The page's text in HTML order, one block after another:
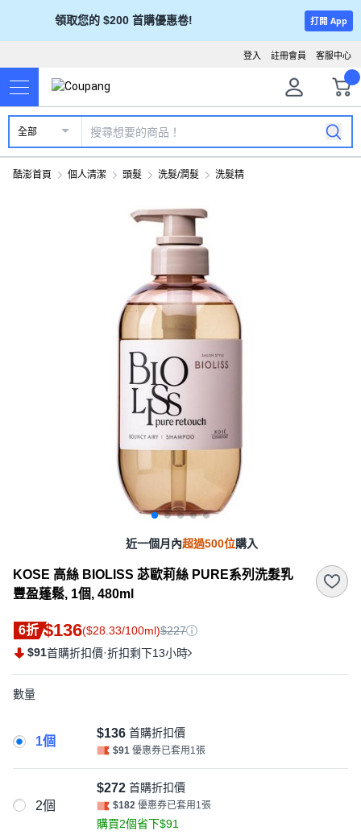
領取您的 $200 首購優惠卷! 打開 App
客服中心
註冊會員
登入
全部
酷澎首頁 個人清潔 頭髮 洗髮/潤髮 洗髮精
近一個月內超過500位購入
KOSE 高絲 BIOLISS 苾歐莉絲 PURE系列洗髮乳
豐盈蓬鬆, 1個, 480ml
6折 $136($28.33/100ml)$227
$91首購折扣價·折扣剩下13小時
數量
1個
$136 首購折扣價
$91 優惠券已套用1張
2個
$272 首購折扣價
$182 優惠券已套用1張
購買2個省下$91